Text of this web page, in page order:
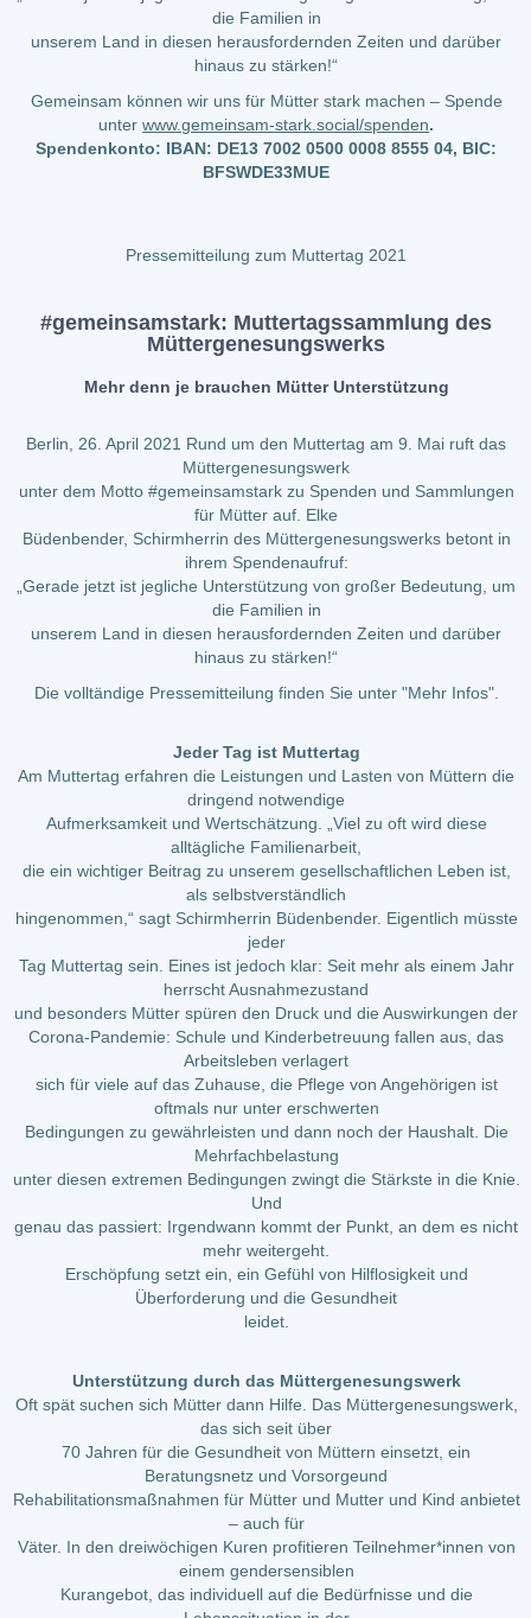
die Familien in
unserem Land in diesen herausfordernden Zeiten und darüber
hinaus zu stärken!“
Gemeinsam können wir uns für Mütter stark machen – Spende
unter www.gemeinsam-stark.social/spenden.
Spendenkonto: IBAN: DE13 7002 0500 0008 8555 04, BIC:
BFSWDE33MUE
Pressemitteilung zum Muttertag 2021
#gemeinsamstark: Muttertagssammlung des
Müttergenesungswerks
Mehr denn je brauchen Mütter Unterstützung
Berlin, 26. April 2021 Rund um den Muttertag am 9. Mai ruft das
Müttergenesungswerk
unter dem Motto #gemeinsamstark zu Spenden und Sammlungen
für Mütter auf. Elke
Büdenbender, Schirmherrin des Müttergenesungswerks betont in
ihrem Spendenaufruf:
„Gerade jetzt ist jegliche Unterstützung von großer Bedeutung, um
die Familien in
unserem Land in diesen herausfordernden Zeiten und darüber
hinaus zu stärken!“
Die volltändige Pressemitteilung finden Sie unter "Mehr Infos".
Jeder Tag ist Muttertag
Am Muttertag erfahren die Leistungen und Lasten von Müttern die
dringend notwendige
Aufmerksamkeit und Wertschätzung. „Viel zu oft wird diese
alltägliche Familienarbeit,
die ein wichtiger Beitrag zu unserem gesellschaftlichen Leben ist,
als selbstverständlich
hingenommen,“ sagt Schirmherrin Büdenbender. Eigentlich müsste
jeder
Tag Muttertag sein. Eines ist jedoch klar: Seit mehr als einem Jahr
herrscht Ausnahmezustand
und besonders Mütter spüren den Druck und die Auswirkungen der
Corona-Pandemie: Schule und Kinderbetreuung fallen aus, das
Arbeitsleben verlagert
sich für viele auf das Zuhause, die Pflege von Angehörigen ist
oftmals nur unter erschwerten
Bedingungen zu gewährleisten und dann noch der Haushalt. Die
Mehrfachbelastung
unter diesen extremen Bedingungen zwingt die Stärkste in die Knie.
Und
genau das passiert: Irgendwann kommt der Punkt, an dem es nicht
mehr weitergeht.
Erschöpfung setzt ein, ein Gefühl von Hilflosigkeit und
Überforderung und die Gesundheit
leidet.
Unterstützung durch das Müttergenesungswerk
Oft spät suchen sich Mütter dann Hilfe. Das Müttergenesungswerk,
das sich seit über
70 Jahren für die Gesundheit von Müttern einsetzt, ein
Beratungsnetz und Vorsorgeund
Rehabilitationsmaßnahmen für Mütter und Mutter und Kind anbietet
– auch für
Väter. In den dreiwöchigen Kuren profitieren Teilnehmer*innen von
einem gendersensiblen
Kurangebot, das individuell auf die Bedürfnisse und die